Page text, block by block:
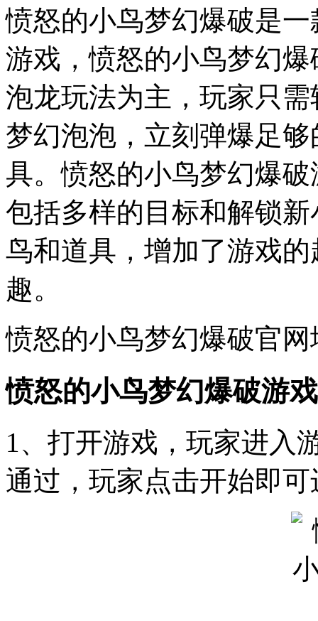
愤怒的小鸟梦幻爆破是
游戏，愤怒的小鸟梦幻爆
泡龙玩法为主，玩家只
梦幻泡泡，立刻弹爆足
具。愤怒的小鸟梦幻爆
包括多样的目标和解锁
鸟和道具，增加了游戏
趣。
愤怒的小鸟梦幻爆破官网
愤怒的小鸟梦幻爆破游
1、打开游戏，玩家进入
通过，玩家点击开始即